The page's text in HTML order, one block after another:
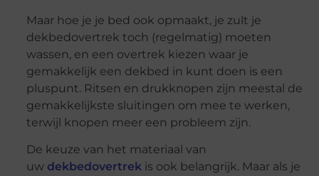
Maar hoe je je bed ook opmaakt, je zult je
dekbedovertrek toch (regelmatig) moeten
wassen, en een overtrek kiezen waar je
gemakkelijk een dekbed in kunt doen is een
pluspunt. Ritsen en drukknopen zijn meestal de
gemakkelijkste sluitingen om mee te werken,
terwijl knopen meer een probleem zijn.
De keuze van het materiaal van
uw dekbedovertrekis ook belangrijk. Maar als je